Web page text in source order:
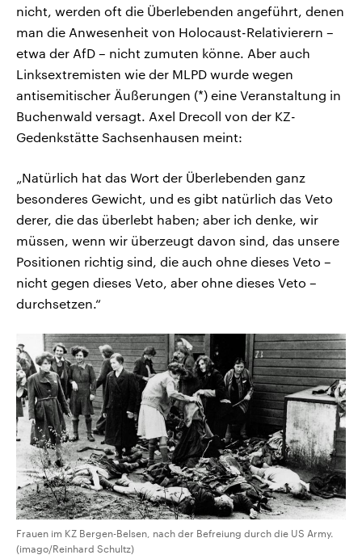
nicht, werden oft die Überlebenden angeführt, denen
man die Anwesenheit von Holocaust-Relativierern –
etwa der AfD – nicht zumuten könne. Aber auch
Linksextremisten wie der MLPD wurde wegen
antisemitischer Äußerungen (*) eine Veranstaltung in
Buchenwald versagt. Axel Drecoll von der KZ-
Gedenkstätte Sachsenhausen meint:
„Natürlich hat das Wort der Überlebenden ganz
besonderes Gewicht, und es gibt natürlich das Veto
derer, die das überlebt haben; aber ich denke, wir
müssen, wenn wir überzeugt davon sind, das unsere
Positionen richtig sind, die auch ohne dieses Veto –
nicht gegen dieses Veto, aber ohne dieses Veto –
durchsetzen.“
Frauen im KZ Bergen-Belsen, nach der Befreiung durch die US Army.
(imago/Reinhard Schultz)